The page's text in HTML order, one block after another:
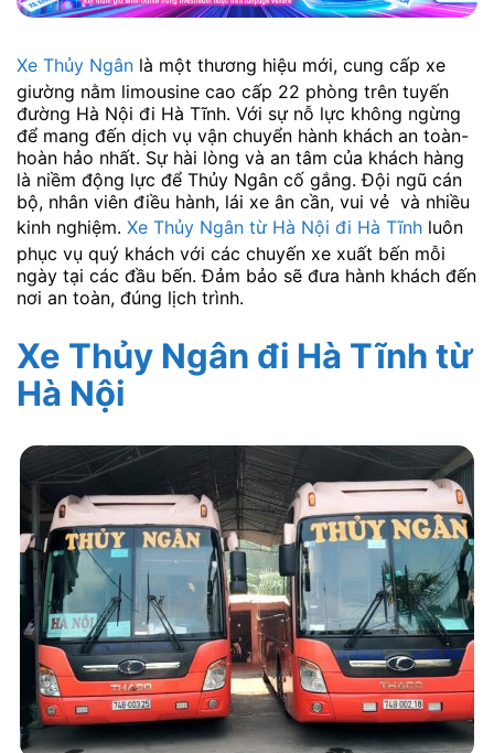
Xe Thủy Ngân là một thương hiệu mới, cung cấp xe
giường nằm limousine cao cấp 22 phòng trên tuyến
đường Hà Nội đi Hà Tĩnh. Với sự nỗ lực không ngừng
để mang đến dịch vụ vận chuyển hành khách an toàn-
hoàn hảo nhất. Sự hài lòng và an tâm của khách hàng
là niềm động lực để Thủy Ngân cố gắng. Đội ngũ cán
bộ, nhân viên điều hành, lái xe ân cần, vui vẻ và nhiều
kinh nghiệm. Xe Thủy Ngân từ Hà Nội đi Hà Tĩnh luôn
phục vụ quý khách với các chuyến xe xuất bến mỗi
ngày tại các đầu bến. Đảm bảo sẽ đưa hành khách đến
nơi an toàn, đúng lịch trình.
Xe Thủy Ngân đi Hà Tĩnh từ
Hà Nội